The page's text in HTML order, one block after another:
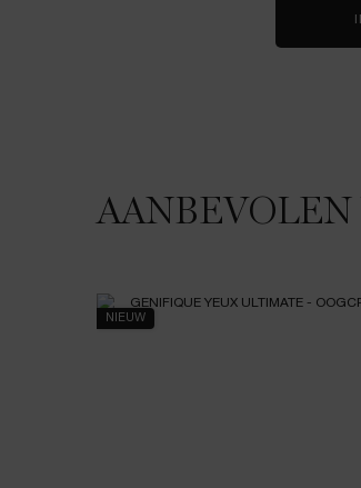
JE HOUDT MISSCHIEN VANAANBEVOLEN
NIEUW